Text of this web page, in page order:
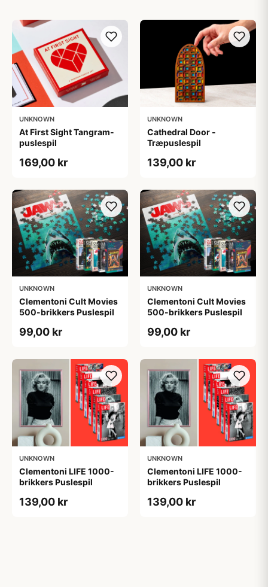
UNKNOWN
At First Sight Tangram-
puslespil
169,00 kr
UNKNOWN
Cathedral Door -
Træpuslespil
139,00 kr
UNKNOWN
Clementoni Cult Movies
500-brikkers Puslespil
99,00 kr
UNKNOWN
Clementoni Cult Movies
500-brikkers Puslespil
99,00 kr
UNKNOWN
Clementoni LIFE 1000-
brikkers Puslespil
139,00 kr
UNKNOWN
Clementoni LIFE 1000-
brikkers Puslespil
139,00 kr